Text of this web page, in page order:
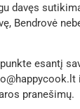
davęs
Bendrovė
esantį
pranešimų.